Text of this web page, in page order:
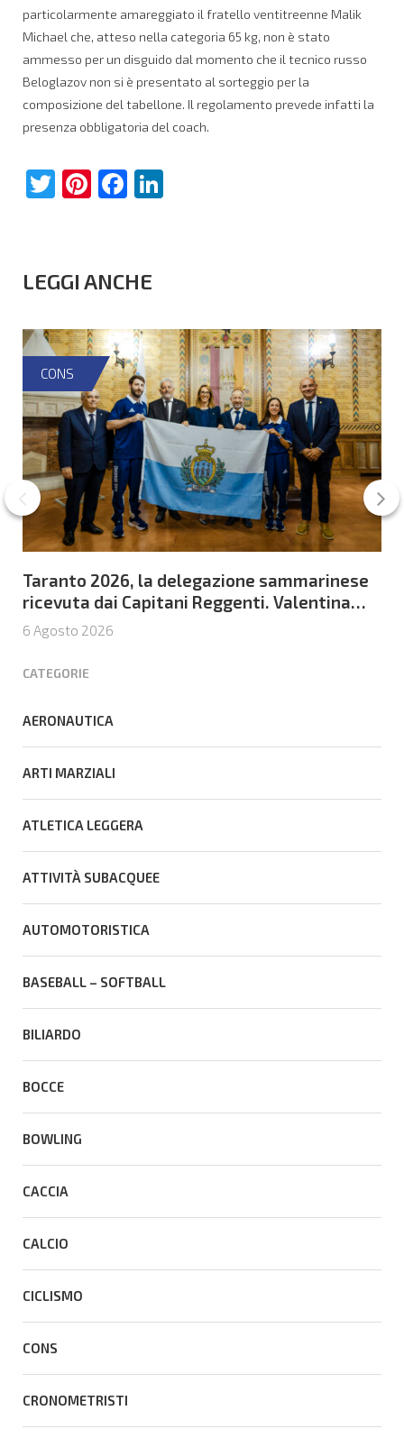
particolarmente amareggiato il fratello ventitreenne Malik
Michael che, atteso nella categoria 65 kg, non è stato
ammesso per un disguido dal momento che il tecnico russo
Beloglazov non si è presentato al sorteggio per la
composizione del tabellone. Il regolamento prevede infatti la
presenza obbligatoria del coach.
Twitter
Pinterest
Facebook
LEGGI ANCHE
CONS
Taranto 2026, la delegazione sammarinese
ricevuta dai Capitani Reggenti. Valentina
Venerucci e Jacopo Frisoni i due
portabandiera
6 Agosto 2026
CATEGORIE
AERONAUTICA
ARTI MARZIALI
ATLETICA LEGGERA
ATTIVITÀ SUBACQUEE
AUTOMOTORISTICA
BASEBALL – SOFTBALL
BILIARDO
BOCCE
BOWLING
CACCIA
CALCIO
CICLISMO
CONS
CRONOMETRISTI